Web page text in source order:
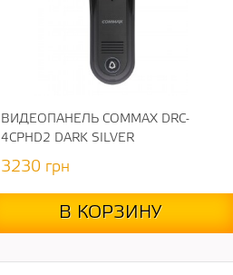
ВИДЕОПАНЕЛЬ COMMAX DRC-
4CPHD2 DARK SILVER
3230 грн
В КОРЗИНУ